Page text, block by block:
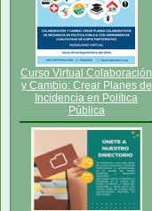
Curso Virtual Colaboración
y Cambio: Crear Planes de
Incidencia en Política
Pública